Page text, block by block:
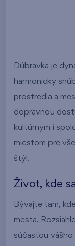
Dúbravka je
harmonicky
prostredia a
dopravnou
kultúrnym i
miestom pre
štýl.
Život, kde
Bývajte tam,
mesta.
súčasťou vášho